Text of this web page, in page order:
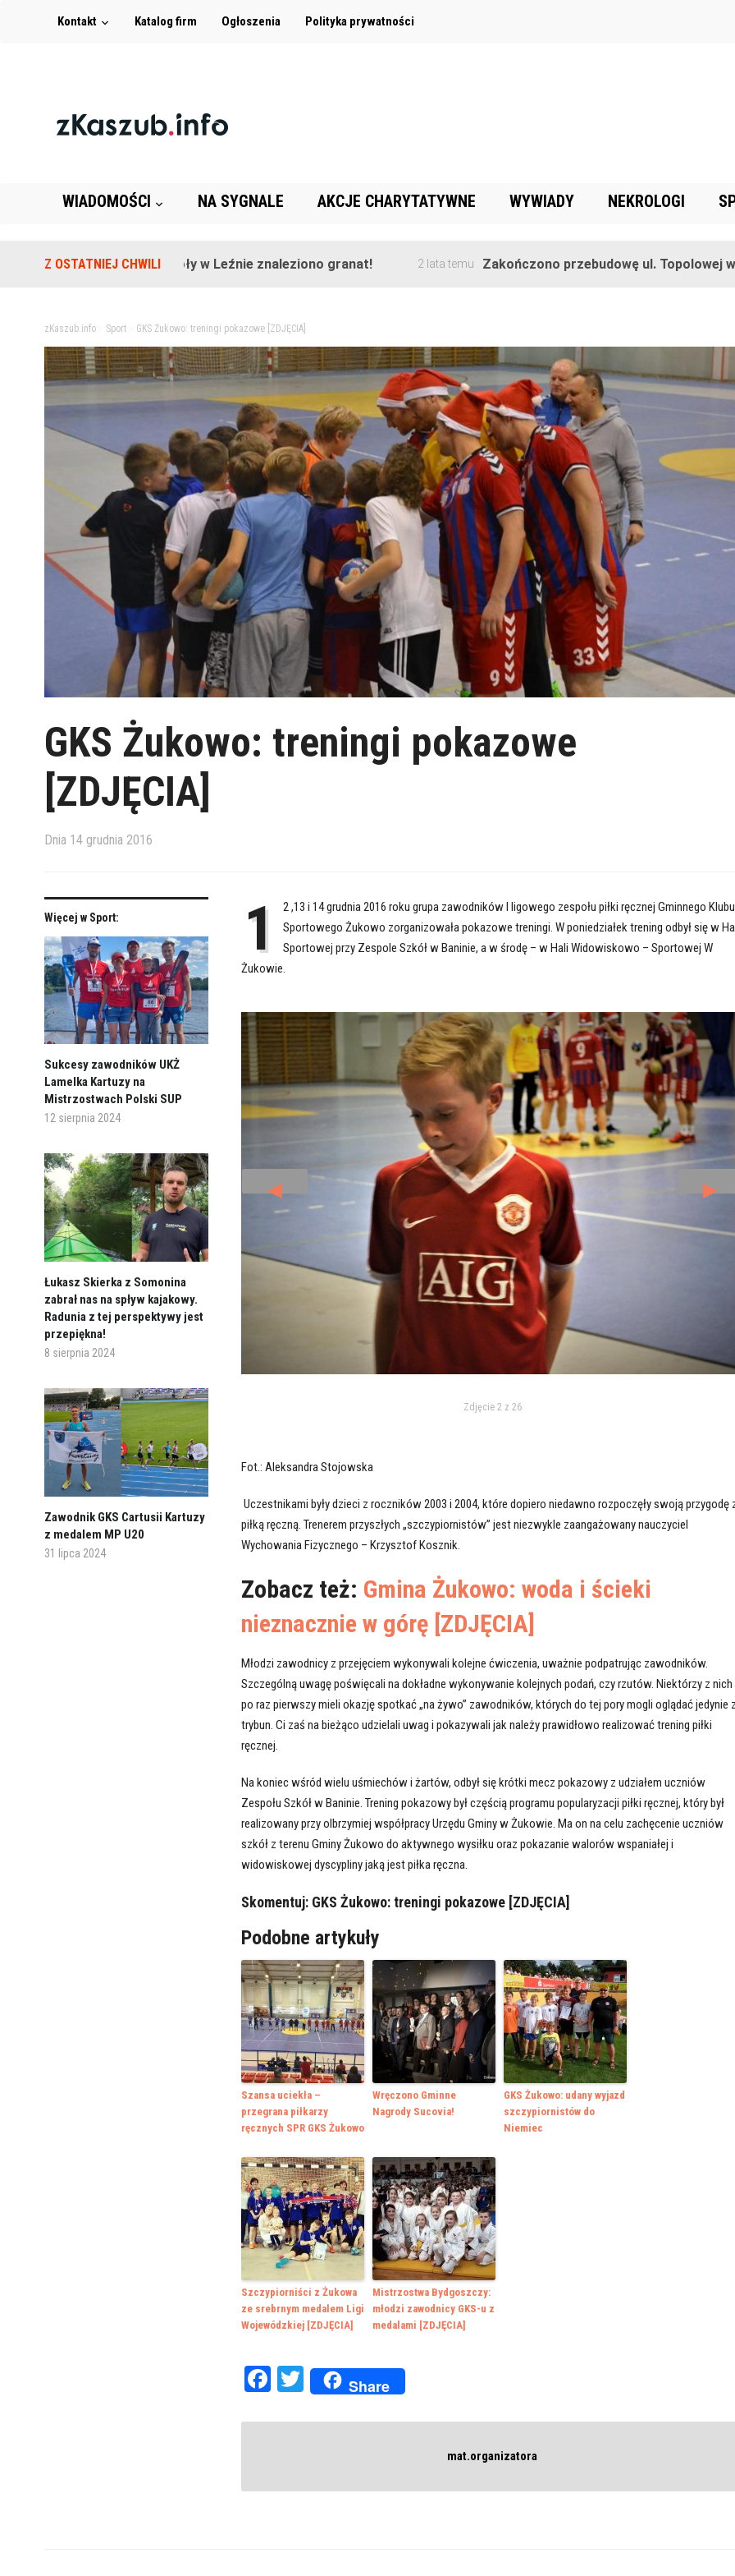
Kontakt Katalog firm Ogłoszenia Polityka prywatności
WIADOMOŚCI NA SYGNALE AKCJE CHARYTATYWNE WYWIADY NEKROLOGI
Z OSTATNIEJ CHWILI
Na terenie szkoły w Leźnie znaleziono granat! 2 lata temu Zakończono przebudowę ul. Topolowej w Goręczynie
zKaszub.info> Sport> GKS Żukowo: treningi pokazowe [ZDJĘCIA]
GKS Żukowo: treningi pokazowe
[ZDJĘCIA]
Dnia 14 grudnia 2016
Więcej w Sport:
Sukcesy zawodników UKŻ
Lamelka Kartuzy na
Mistrzostwach Polski SUP
12 sierpnia 2024
Łukasz Skierka z Somonina
zabrał nas na spływ kajakowy.
Radunia z tej perspektywy jest
przepiękna!
8 sierpnia 2024
Zawodnik GKS Cartusii Kartuzy
z medalem MP U20
31 lipca 2024
1
2 ,13 i 14 grudnia 2016 roku grupa zawodników I ligowego zespołu piłki ręcznej Gminnego Klubu
Sportowego Żukowo zorganizowała pokazowe treningi. W poniedziałek trening odbył się w
Sportowej przy Zespole Szkół w Baninie, a w środę – w Hali Widowiskowo – Sportowej W
Żukowie.
◄ ►
Zdjęcie 2 z 26
Fot.: Aleksandra Stojowska
Uczestnikami były dzieci z roczników 2003 i 2004, które dopiero niedawno rozpoczęły swoją przygodę
piłką ręczną. Trenerem przyszłych „szczypiornistów” jest niezwykle zaangażowany nauczyciel
Wychowania Fizycznego – Krzysztof Kosznik.
Zobacz też: Gmina Żukowo: woda i ścieki
nieznacznie w górę [ZDJĘCIA]
Młodzi zawodnicy z przejęciem wykonywali kolejne ćwiczenia, uważnie podpatrując zawodników.
Szczególną uwagę poświęcali na dokładne wykonywanie kolejnych podań, czy rzutów. Niektórzy z nich
po raz pierwszy mieli okazję spotkać „na żywo” zawodników, których do tej pory mogli oglądać jedynie
trybun. Ci zaś na bieżąco udzielali uwag i pokazywali jak należy prawidłowo realizować trening piłki
ręcznej.
Na koniec wśród wielu uśmiechów i żartów, odbył się krótki mecz pokazowy z udziałem uczniów
Zespołu Szkół w Baninie. Trening pokazowy był częścią programu popularyzacji piłki ręcznej, który był
realizowany przy olbrzymiej współpracy Urzędu Gminy w Żukowie. Ma on na celu zachęcenie uczniów
szkół z terenu Gminy Żukowo do aktywnego wysiłku oraz pokazanie walorów wspaniałej i
widowiskowej dyscypliny jaką jest piłka ręczna.
Skomentuj: GKS Żukowo: treningi pokazowe [ZDJĘCIA]
Podobne artykuły
Szansa uciekła –
przegrana piłkarzy
ręcznych SPR GKS Żukowo
Wręczono Gminne
Nagrody Sucovia!
GKS Żukowo: udany wyjazd
szczypiornistów do
Niemiec
Szczypiorniści z Żukowa
ze srebrnym medalem Ligi
Wojewódzkiej [ZDJĘCIA]
Mistrzostwa Bydgoszczy:
młodzi zawodnicy GKS-u z
medalami [ZDJĘCIA]
Facebook
Twitter
Share
mat.organizatora